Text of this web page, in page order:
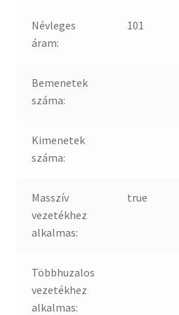
Névleges
áram:
101
Bemenetek
száma:
Kimenetek
száma:
Masszív
vezetékhez
alkalmas:
true
Többhuzalos
vezetékhez
alkalmas: